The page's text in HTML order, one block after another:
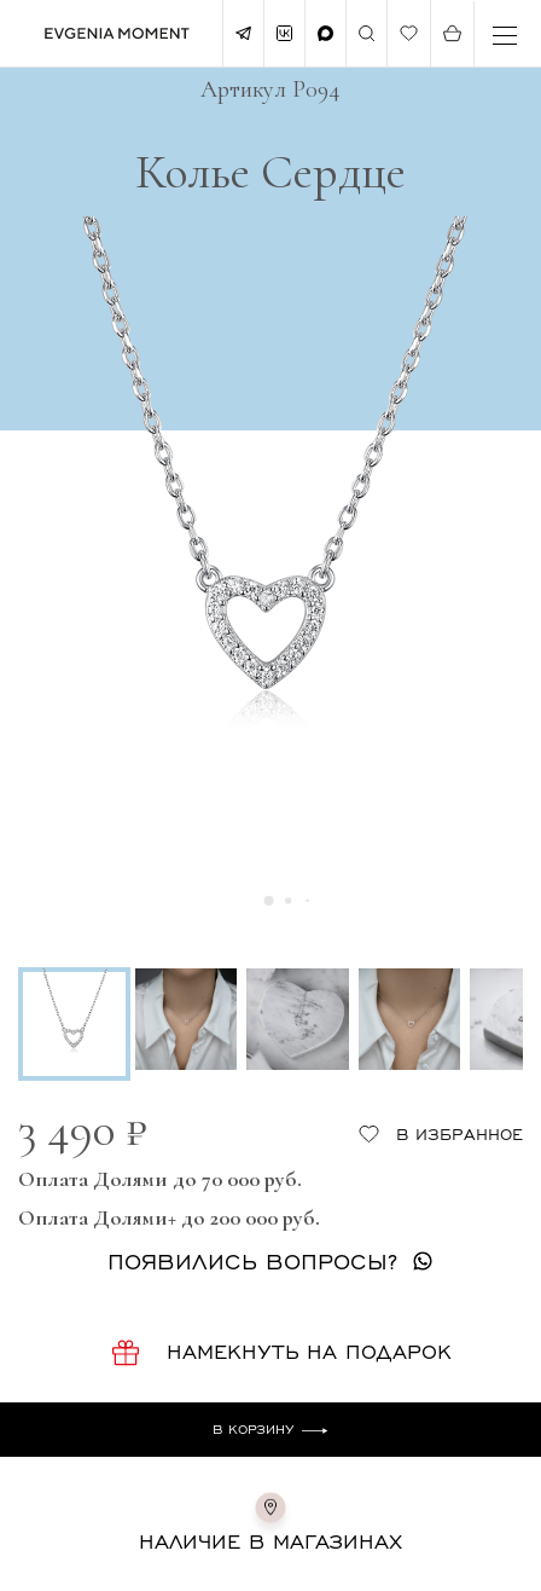
Колье Сердце
Артикул P094
3 490 ₽ В ИЗБРАННОЕ
Оплата Долями до 70 000 руб.
Оплата Долями+ до 200 000 руб.
ПОЯВИЛИСЬ ВОПРОСЫ?
НАМЕКНУТЬ НА ПОДАРОК
В КОРЗИНУ
НАЛИЧИЕ В МАГАЗИНАХ